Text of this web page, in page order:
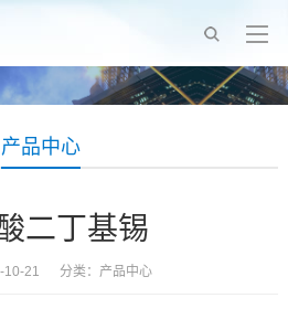
产品中心
二丁基锡
10-21 分类： 产品中心